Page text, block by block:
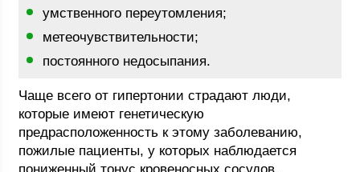
умственного переутомления;
метеочувствительности;
постоянного недосыпания.
Чаще всего от гипертонии страдают люди,
которые имеют генетическую
предрасположенность к этому заболеванию,
пожилые пациенты, у которых наблюдается